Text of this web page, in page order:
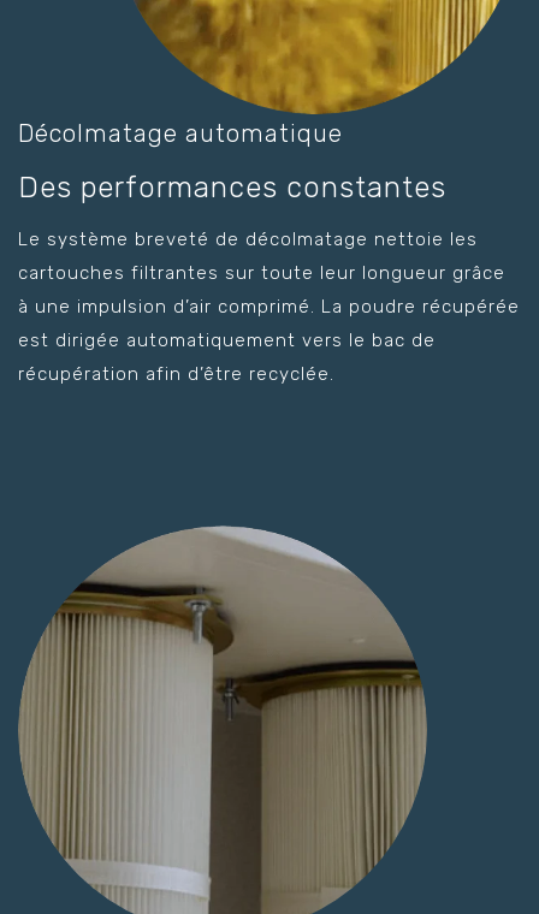
Décolmatage automatique
Des performances constantes
Le système breveté de décolmatage nettoie les
cartouches filtrantes sur toute leur longueur grâce
à une impulsion d’air comprimé. La poudre récupérée
est dirigée automatiquement vers le bac de
récupération afin d’être recyclée.